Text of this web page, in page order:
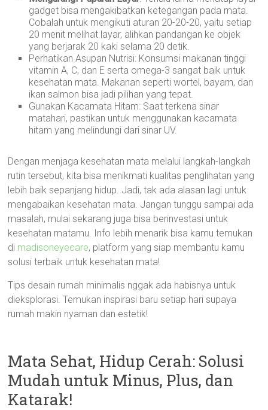
gadget bisa mengakibatkan ketegangan pada mata.
Cobalah untuk mengikuti aturan 20-20-20, yaitu setiap
20 menit melihat layar, alihkan pandangan ke objek
yang berjarak 20 kaki selama 20 detik.
Perhatikan Asupan Nutrisi: Konsumsi makanan tinggi
vitamin A, C, dan E serta omega-3 sangat baik untuk
kesehatan mata. Makanan seperti wortel, bayam, dan
ikan salmon bisa jadi pilihan yang tepat.
Gunakan Kacamata Hitam: Saat terkena sinar
matahari, pastikan untuk menggunakan kacamata
hitam yang melindungi dari sinar UV.
Dengan menjaga kesehatan mata melalui langkah-langkah
rutin tersebut, kita bisa menikmati kualitas penglihatan yang
lebih baik sepanjang hidup. Jadi, tak ada alasan lagi untuk
mengabaikan kesehatan mata. Jangan tunggu sampai ada
masalah, mulai sekarang juga bisa berinvestasi untuk
kesehatan matamu. Info lebih menarik bisa kamu temukan
di madisoneyecare, platform yang siap membantu kamu
solusi terbaik untuk kesehatan mata!
Tips desain rumah minimalis nggak ada habisnya untuk
dieksplorasi. Temukan inspirasi baru setiap hari supaya
rumah makin nyaman dan estetik!
Mata Sehat, Hidup Cerah: Solusi
Mudah untuk Minus, Plus, dan
Katarak!